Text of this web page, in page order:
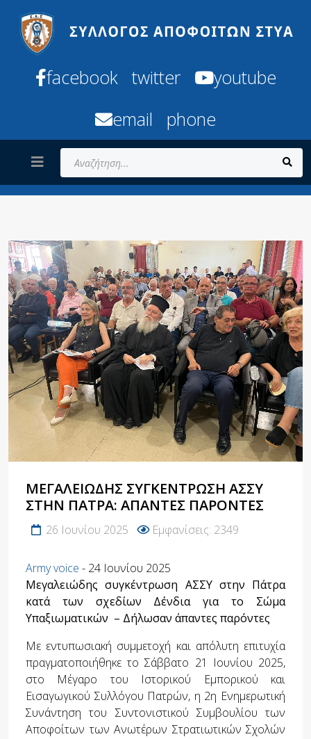
facebook twitter
youtube
email
phone
Αναζήτηση...
ΜΕΓΑΛΕΙΏΔΗΣ ΣΥΓΚΈΝΤΡΩΣΗ ΑΣΣΥ
ΣΤΗΝ ΠΆΤΡΑ: ΆΠΑΝΤΕΣ ΠΑΡΌΝΤΕΣ
26 Ιουνίου 2025 Εμφανίσεις: 2349
Army voice - 24 Ιουνίου 2025
Μεγαλειώδης συγκέντρωση ΑΣΣΥ στην Πάτρα
κατά των σχεδίων Δένδια για το Σώμα
Υπαξιωματικών – Δήλωσαν άπαντες παρόντες
Με εντυπωσιακή συμμετοχή και απόλυτη επιτυχία
πραγματοποιήθηκε το Σάββατο 21 Ιουνίου 2025,
στο Μέγαρο του Ιστορικού Εμπορικού και
Εισαγωγικού Συλλόγου Πατρών, η 2η Ενημερωτική
Συνάντηση του Συντονιστικού Συμβουλίου των
Αποφοίτων των Ανωτέρων Στρατιωτικών Σχολών